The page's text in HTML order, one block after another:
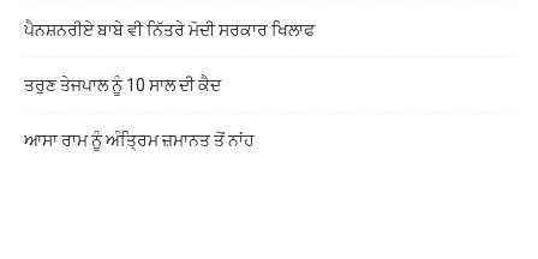
ਪੈਨਸ਼ਨਰੀਏ ਬਾਬੇ ਵੀ ਨਿੱਤਰੇ ਮੋਦੀ ਸਰਕਾਰ ਖਿਲਾਫ
ਤਰੁਣ ਤੇਜਪਾਲ ਨੂੰ 10 ਸਾਲ ਦੀ ਕੈਦ
ਆਸਾ ਰਾਮ ਨੂੰ ਅੰਤ੍ਰਿਮ ਜ਼ਮਾਨਤ ਤੋਂ ਨਾਂਹ